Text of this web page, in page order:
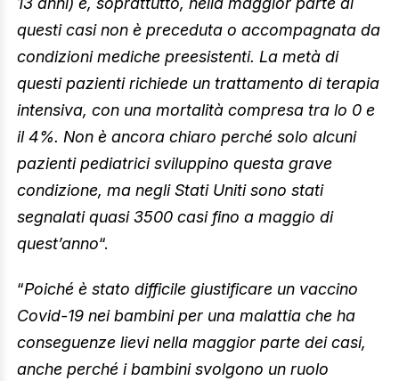
questi casi non è preceduta o accompagnata da
condizioni mediche preesistenti. La metà di
questi pazienti richiede un trattamento di terapia
intensiva, con una mortalità compresa tra lo 0 e
il 4%. Non è ancora chiaro perché solo alcuni
pazienti pediatrici sviluppino questa grave
condizione, ma negli Stati Uniti sono stati
segnalati quasi 3500 casi fino a maggio di
quest’anno“.
“Poiché è stato difficile giustificare un vaccino
Covid-19 nei bambini per una malattia che ha
conseguenze lievi nella maggior parte dei casi,
anche perché i bambini svolgono un ruolo